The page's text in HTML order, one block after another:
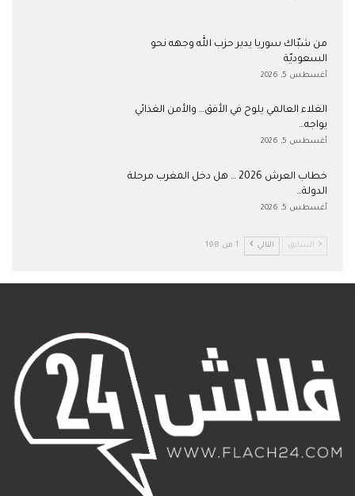
من شبّاك سوريا يدير حزب الله وجهه نحو
السعوديّة
أغسطس 5, 2026
الغلاء العالمي يلوح في الأفق… والأمن الغذائي
يواجه…
أغسطس 5, 2026
خطاب العرش 2026 … هل دخل المغرب مرحلة
الدولة…
أغسطس 5, 2026
السابق التالي 1 من 198